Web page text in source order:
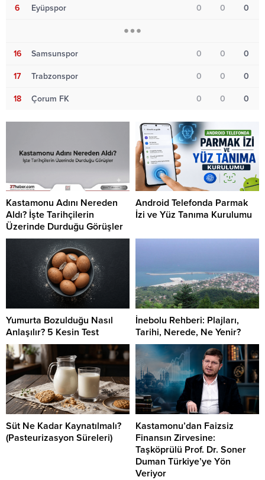
6 Eyüpspor 0 0 0
16 Samsunspor 0 0 0
17 Trabzonspor 0 0 0
18 Çorum FK 0 0 0
Kastamonu Adını Nereden
Aldı? İşte Tarihçilerin
Üzerinde Durduğu Görüşler
Android Telefonda Parmak
İzi ve Yüz Tanıma Kurulumu
Yumurta Bozulduğu Nasıl
Anlaşılır? 5 Kesin Test
İnebolu Rehberi: Plajları,
Tarihi, Nerede, Ne Yenir?
Süt Ne Kadar Kaynatılmalı?
(Pasteurizasyon Süreleri)
Kastamonu’dan Faizsiz
Finansın Zirvesine:
Taşköprülü Prof. Dr. Soner
Duman Türkiye’ye Yön
Veriyor